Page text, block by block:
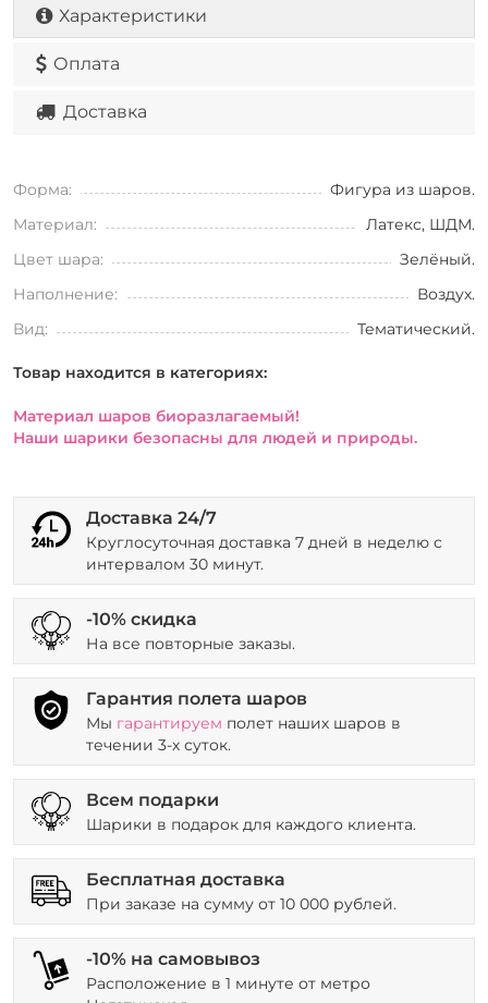
Характеристики
Оплата
Доставка
Форма:
Фигура из шаров.
Материал:
Латекс, ШДМ.
Цвет шара:
Зелёный.
Наполнение:
Воздух.
Вид:
Тематический.
Товар находится в категориях:
Материал шаров биоразлагаемый!
Наши шарики безопасны для людей и природы.
Доставка 24/7
Круглосуточная доставка 7 дней в неделю с
интервалом 30 минут.
-10% скидка
На все повторные заказы.
Гарантия полета шаров
Мы гарантируем полет наших шаров в
течении 3-х суток.
Всем подарки
Шарики в подарок для каждого клиента.
Бесплатная доставка
При заказе на сумму от 10 000 рублей.
-10% на самовывоз
Расположение в 1 минуте от метро